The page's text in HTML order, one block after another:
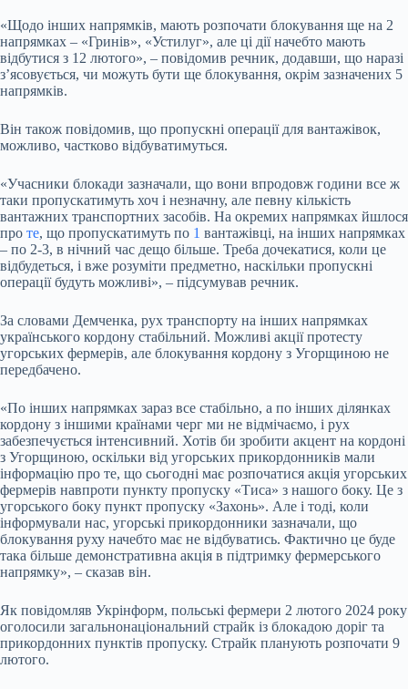
«Щодо інших напрямків, мають розпочати блокування ще на 2
напрямках – «Гринів», «Устилуг», але ці дії начебто мають
відбутися з 12 лютого», – повідомив речник, додавши, що наразі
з’ясовується, чи можуть бути ще блокування, окрім зазначених 5
напрямків.
Він також повідомив, що пропускні операції для вантажівок,
можливо, частково відбуватимуться.
«Учасники блокади зазначали, що вони впродовж години все ж
таки пропускатимуть хоч і незначну, але певну кількість
вантажних транспортних засобів. На окремих напрямках йшлося
про те, що пропускатимуть по 1 вантажівці, на інших напрямках
– по 2-3, в нічний час дещо більше. Треба дочекатися, коли це
відбудеться, і вже розуміти предметно, наскільки пропускні
операції будуть можливі», – підсумував речник.
За словами Демченка, рух транспорту на інших напрямках
українського кордону стабільний. Можливі акції протесту
угорських фермерів, але блокування кордону з Угорщиною не
передбачено.
«По інших напрямках зараз все стабільно, а по інших ділянках
кордону з іншими країнами черг ми не відмічаємо, і рух
забезпечується інтенсивний. Хотів би зробити акцент на кордоні
з Угорщиною, оскільки від угорських прикордонників мали
інформацію про те, що сьогодні має розпочатися акція угорських
фермерів навпроти пункту пропуску «Тиса» з нашого боку. Це з
угорського боку пункт пропуску «Захонь». Але і тоді, коли
інформували нас, угорські прикордонники зазначали, що
блокування руху начебто має не відбуватись. Фактично це буде
така більше демонстративна акція в підтримку фермерського
напрямку», – сказав він.
Як повідомляв Укрінформ, польські фермери 2 лютого 2024 року
оголосили загальнонаціональний страйк із блокадою доріг та
прикордонних пунктів пропуску. Страйк планують розпочати 9
лютого.